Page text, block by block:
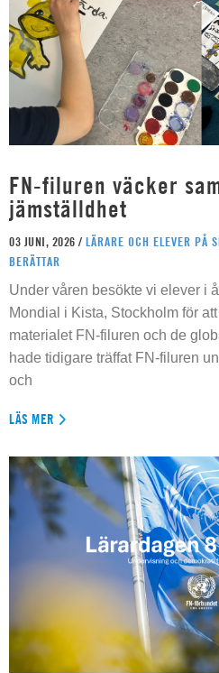
FN-filuren väcker
jämställdhet
03 JUNI, 2026 / LÄRARE OCH ELEVER PÅ
BERÄTTAR
Under våren besökte vi elever i
Mondial i Kista, Stockholm för
materialet FN-filuren och de
hade tidigare träffat FN-filuren
och
LÄS MER